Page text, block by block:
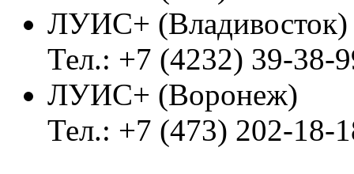
ЛУИС+
Тел.: +7 (4232) 39-38-
ЛУИС+ (Воронеж)
Тел.: +7 (473) 202-18-